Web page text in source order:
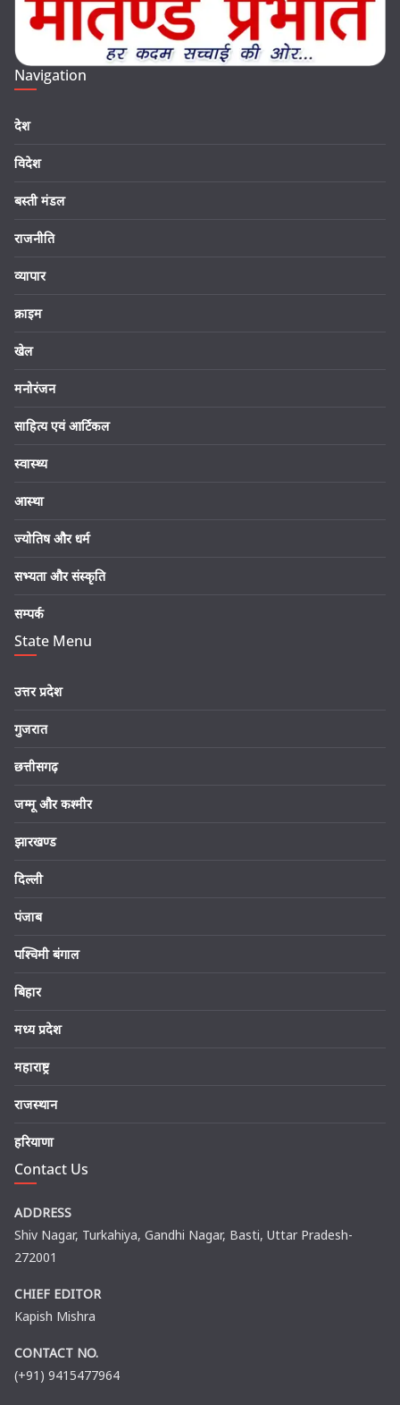
Navigation
देश
विदेश
बस्ती मंडल
राजनीति
व्यापार
क्राइम
खेल
मनोरंजन
साहित्य एवं आर्टिकल
स्वास्थ्य
आस्था
ज्योतिष और धर्म
सभ्यता और संस्कृति
सम्पर्क
State Menu
उत्तर प्रदेश
गुजरात
छत्तीसगढ़
जम्मू और कश्मीर
झारखण्ड
दिल्ली
पंजाब
पश्चिमी बंगाल
बिहार
मध्य प्रदेश
महाराष्ट्र
राजस्थान
हरियाणा
Contact Us
ADDRESS
Shiv Nagar, Turkahiya, Gandhi Nagar, Basti, Uttar Pradesh-
272001
CHIEF EDITOR
Kapish Mishra
CONTACT NO.
(+91) 9415477964